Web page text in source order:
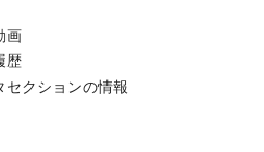
画
歴
セクションの情報